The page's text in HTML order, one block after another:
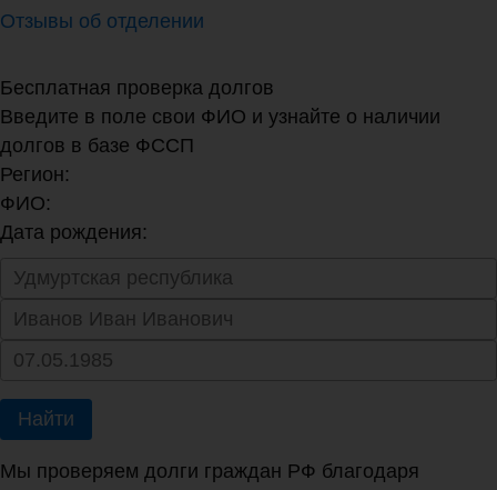
Отзывы об отделении
Бесплатная проверка долгов
Введите в поле свои ФИО и узнайте о наличии
долгов в базе ФССП
Регион:
ФИО:
Дата рождения:
Найти
Мы проверяем долги граждан РФ благодаря